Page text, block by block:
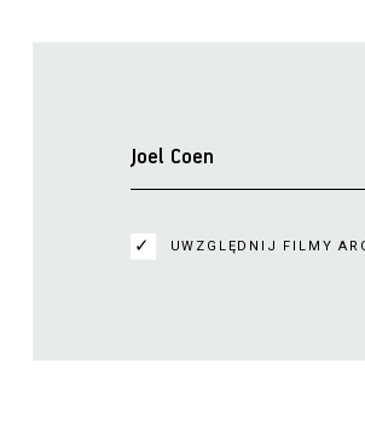
UWZGLĘDNIJ FILMY